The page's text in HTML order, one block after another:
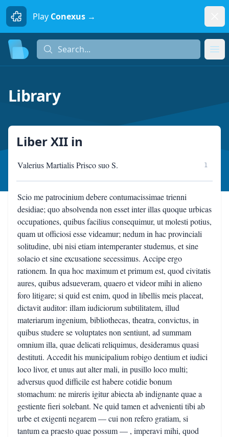
Play Conexus →
Search...
Library
Liber XII in
Valerius Martialis Prisco suo S. 1
Scio me patrocinium debere contumacissimae trienni
desidiae; quo absolvenda non esset inter illas quoque urbicas
occupationes, quibus facilius consequimur, ut molesti potius,
quam ut officiosi esse videamur; nedum in hac provinciali
solitudine, ubi nisi etiam intemperanter studemus, et sine
solacio et sine excusatione secessimus. Accipe ergo
rationem. In qua hoc maximum et primum est, quod civitatis
aures, quibus adsueveram, quaero et videor mihi in alieno
foro litigare; si quid est enim, quod in libellis meis placeat,
dictavit auditor: illam iudiciorum subtilitatem, illud
materiarum ingenium, bibliothecas, theatra, convictus, in
quibus studere se voluptates non sentiunt, ad summam
omnium illa, quae delicati reliquimus, desideramus quasi
destituti. Accedit his municipalium robigo dentium et iudici
loco livor, et unus aut alter mali, in pusillo loco multi;
adversus quod difficile est habere cotidie bonum
stomachum: ne mireris igitur abiecta ab indignante quae a
gestiente fieri solebant. Ne quid tamen et advenienti tibi ab
urbe et exigenti negarem — cui non refero gratiam, si
tantum ea praesto quae possum — , imperavi mihi, quod